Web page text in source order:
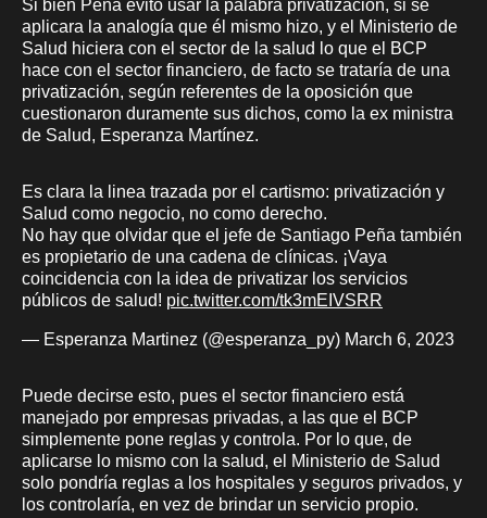
Si bien Peña evitó usar la palabra privatización, si se
aplicara la analogía que él mismo hizo, y el Ministerio de
Salud hiciera con el sector de la salud lo que el BCP
hace con el sector financiero, de facto se trataría de una
privatización, según referentes de la oposición que
cuestionaron duramente sus dichos, como la ex ministra
de Salud, Esperanza Martínez.
Es clara la linea trazada por el cartismo: privatización y
Salud como negocio, no como derecho.
No hay que olvidar que el jefe de Santiago Peña también
es propietario de una cadena de clínicas. ¡Vaya
coincidencia con la idea de privatizar los servicios
públicos de salud! pic.twitter.com/tk3mEIVSRR
— Esperanza Martinez (@esperanza_py) March 6, 2023
Puede decirse esto, pues el sector financiero está
manejado por empresas privadas, a las que el BCP
simplemente pone reglas y controla. Por lo que, de
aplicarse lo mismo con la salud, el Ministerio de Salud
solo pondría reglas a los hospitales y seguros privados, y
los controlaría, en vez de brindar un servicio propio.